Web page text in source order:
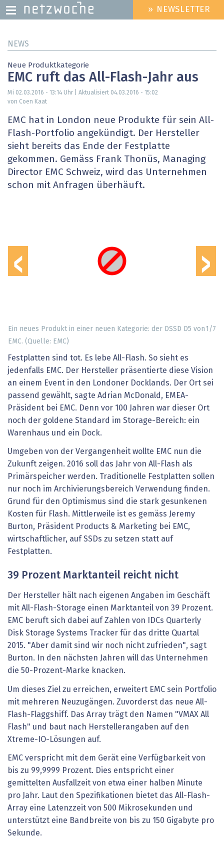
zum
HEADER
MENU
» NEWSLETTER
NEWS
Neue Produktkategorie
EMC ruft das All-Flash-Jahr aus
Mi 02.03.2016 - 13:14 Uhr | Aktualisiert 04.03.2016 - 15:02
von Coen Kaat
EMC hat in London neue Produkte für sein All-
Flash-Portfolio angekündigt. Der Hersteller
sieht bereits das Ende der Festplatte
gekommen. Gemäss Frank Thonüs, Managing
Director EMC Schweiz, wird das Unternehmen
schon mit Anfragen überhäuft.
‹ ›
1 /7
Ein neues Produkt in einer neuen Kategorie: der DSSD D5 von
EMC. (Quelle: EMC)
Festplatten sind tot. Es lebe All-Flash. So sieht es
jedenfalls EMC. Der Hersteller präsentierte diese Vision
an einem Event in den Londoner Docklands. Der Ort sei
passend gewählt, sagte Adrian McDonald, EMEA-
Präsident bei EMC. Denn vor 100 Jahren war dieser Ort
noch der goldene Standard im Storage-Bereich: ein
Warenhaus und ein Dock.
Umgeben von der Vergangenheit wollte EMC nun die
Zukunft zeigen. 2016 soll das Jahr von All-Flash als
Primärspeicher werden. Traditionelle Festplatten sollen
nur noch im Archivierungsbereich Verwendung finden.
Grund für den Optimismus sind die stark gesunkenen
Kosten für Flash. Mittlerweile ist es gemäss Jeremy
Burton, Präsident Products & Marketing bei EMC,
wirtschaftlicher, auf SSDs zu setzen statt auf
Festplatten.
39 Prozent Marktanteil reicht nicht
Der Hersteller hält nach eigenen Angaben im Geschäft
mit All-Flash-Storage einen Marktanteil von 39 Prozent.
EMC beruft sich dabei auf Zahlen von IDCs Quarterly
Disk Storage Systems Tracker für das dritte Quartal
2015. "Aber damit sind wir noch nicht zufrieden", sagt
Burton. In den nächsten Jahren will das Unternehmen
die 50-Prozent-Marke knacken.
Um dieses Ziel zu erreichen, erweitert EMC sein Portfolio
mit mehreren Neuzugängen. Zuvorderst das neue All-
Flash-Flaggshiff. Das Array trägt den Namen "VMAX All
Flash" und baut nach Herstellerangaben auf den
Xtreme-IO-Lösungen auf.
EMC verspricht mit dem Gerät eine Verfügbarkeit von
bis zu 99,9999 Prozent. Dies entspricht einer
gemittelten Ausfallzeit von etwa einer halben Minute
pro Jahr. Laut den Spezifikationen bietet das All-Flash-
Array eine Latenzzeit von 500 Mikrosekunden und
unterstützt eine Bandbreite von bis zu 150 Gigabyte pro
Sekunde.